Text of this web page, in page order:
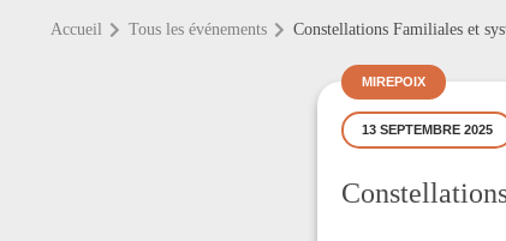
Accueil Tous les événements Constellations Familiales et
MIREPOIX
13 SEPTEMBRE 2025